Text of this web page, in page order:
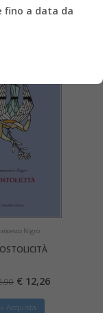
Nigro
€ 12,26
» Acquista
fino a data da